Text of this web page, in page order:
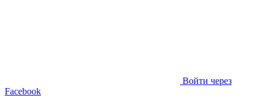
Войти через
Facebook